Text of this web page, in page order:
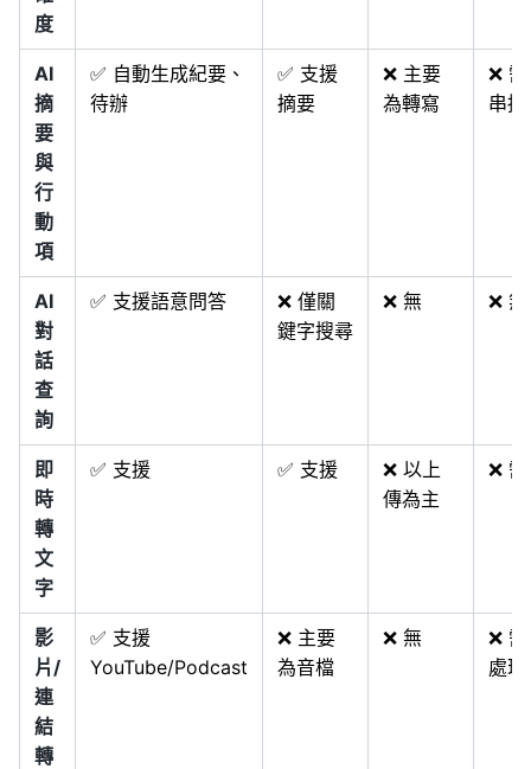
度
AI
摘
要
與
行
動
項
✅ 自動生成紀要、
待辦
✅ 支援
摘要
❌ 主要
為轉寫
❌
串
AI
對
話
查
詢
✅ 支援語意問答
❌ 僅關
鍵字搜尋
❌ 無 ❌ 無
即
時
轉
文
字
✅ 支援 ✅ 支援
❌ 以上
傳為主
❌
影
片/
連
結
轉
✅ 支援
YouTube/Podcast
❌ 主要
為音檔
❌ 無
❌
處理